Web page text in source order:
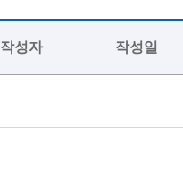
작성자 작성일